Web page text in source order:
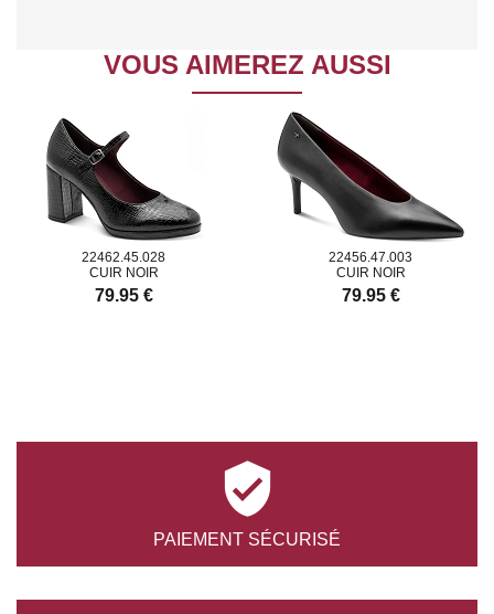
VOUS AIMEREZ AUSSI
22462.45.028
CUIR NOIR
79.95 €
22456.47.003
CUIR NOIR
79.95 €

PAIEMENT SÉCURISÉ